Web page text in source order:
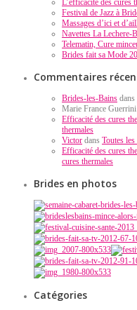
Festival de Jazz à
Massages d’ici et
Navettes La
Telematin, Cure
Brides fait sa Mode
Commentaires
Brides-les-Bains dans
Marie France
Efficacité des cures
thermales
Victor dans Toutes
Efficacité des cures
cures thermales
Brides en photos
Catégories